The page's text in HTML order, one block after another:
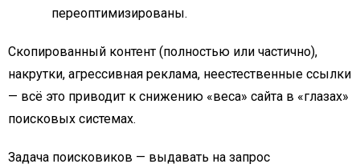
переоптимизированы.
Скопированный контент (полностью или частично),
накрутки, агрессивная реклама, неестественные ссылки
— всё это приводит к снижению «веса» сайта в «глазах»
поисковых системах.
Задача поисковиков — выдавать на запрос